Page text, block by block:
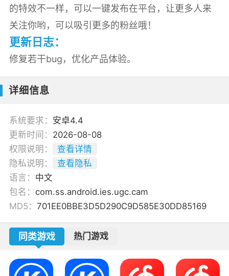
的特效不一样，可以一键发布在平台，让更多人来
关注你哟，可以吸引更多的粉丝哦！
更新日志：
修复若干bug，优化产品体验。
详细信息
系统要求： 安卓4.4
更新时间： 2026-08-08
权限说明：
查看详情
隐私说明：
查看隐私
语言： 中文
包名： com.ss.android.ies.ugc.cam
MD5： 701EE0BBE3D5D290C9D585E30DD85169
同类游戏 热门游戏